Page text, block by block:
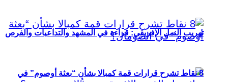
تهريب النمل الإفريقي: قراءة في المشهد والتداعيات والفرص
8 نقاط تشرح قرارات قمة كمبالا بشأن “بعثة أوصوم” في